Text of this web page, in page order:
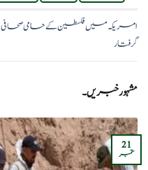
امریکہ میں فلسطین کے حامی صحافی
گرفتار
مشہور خبریں۔
21
ستمبر